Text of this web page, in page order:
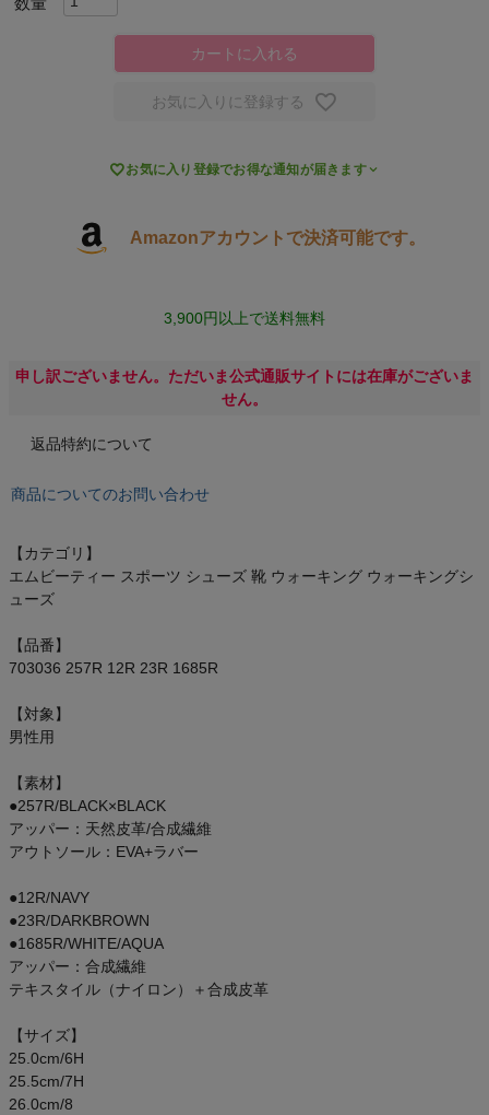
オン On
お気に入り
ご利用ガイド
クーポン一覧
プロテイン・サプリメントまとめ買い
スタッフコーディネート
スタッフブログ
カートに入れる
お気に入りに登録する
お気に入り登録でお得な通知が届きます
Amazonアカウントで決済可能です。
3,900円以上で送料無料
申し訳ございません。ただいま公式通販サイトには在庫がございま
せん。
返品特約について
商品についてのお問い合わせ
【カテゴリ】
エムビーティー スポーツ シューズ 靴 ウォーキング ウォーキングシ
ューズ
【品番】
703036 257R 12R 23R 1685R
【対象】
男性用
【素材】
●257R/BLACK×BLACK
アッパー：天然皮革/合成繊維
アウトソール：EVA+ラバー
●12R/NAVY
●23R/DARKBROWN
●1685R/WHITE/AQUA
アッパー：合成繊維
テキスタイル（ナイロン）＋合成皮革
【サイズ】
25.0cm/6H
25.5cm/7H
26.0cm/8